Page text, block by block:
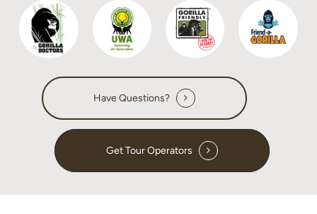
Have Questions?
Get Tour Operators